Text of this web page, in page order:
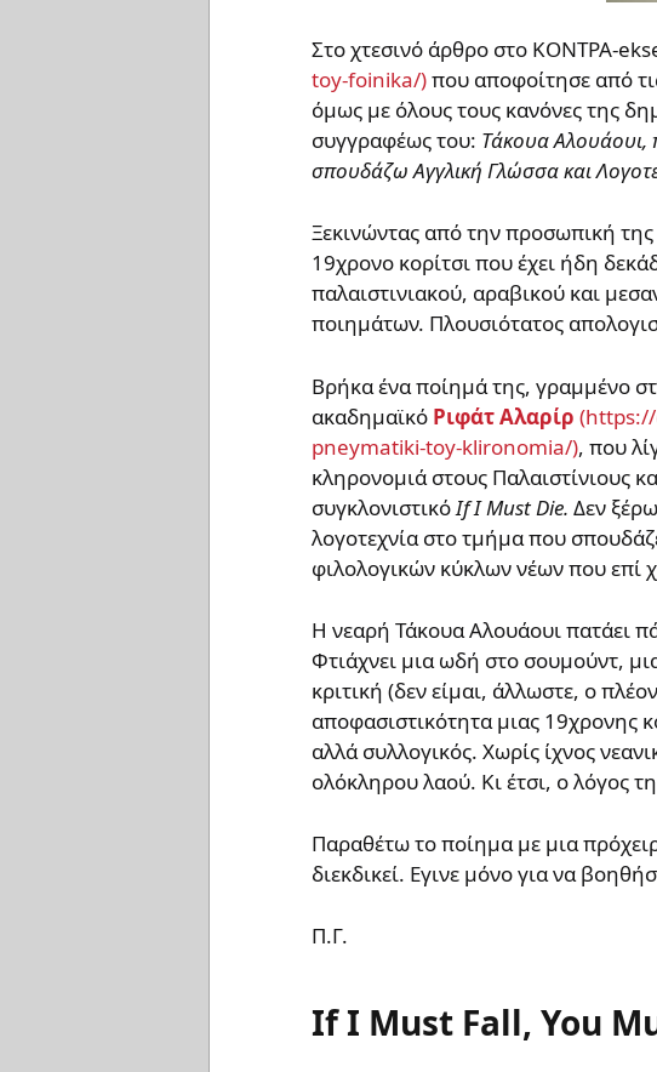
Στο χτεσινό άρθρο στο ΚΟΝΤΡΑ-
που αποφοίτησε από
όμως με όλους τους κανόνες της
συγγραφέως του: Τάκουα Αλουάουι,
σπουδάζω Αγγλική Γλώσσα και
Ξεκινώντας από την προσωπική της
19χρονο κορίτσι που έχει ήδη
παλαιστινιακού, αραβικού και
ποιημάτων. Πλουσιότατος
Βρήκα ένα ποίημά της, γραμμένο
ακαδημαϊκό Ριφάτ Αλαρίρ
, που
κληρονομιά στους Παλαιστίνιους
συγκλονιστικό Ιf I Must Die. Δεν
λογοτεχνία στο τμήμα που
φιλολογικών κύκλων νέων που επί
Η νεαρή Τάκουα Αλουάουι πατάει
Φτιάχνει μια ωδή στο σουμούντ,
κριτική (δεν είμαι, άλλωστε, ο
αποφασιστικότητα μιας 19χρονης
αλλά συλλογικός. Χωρίς ίχνος
ολόκληρου λαού. Κι έτσι, ο λόγος
Παραθέτω το ποίημα με μια
διεκδικεί. Εγινε μόνο για να
Π.Γ.
If I Must Fall, You